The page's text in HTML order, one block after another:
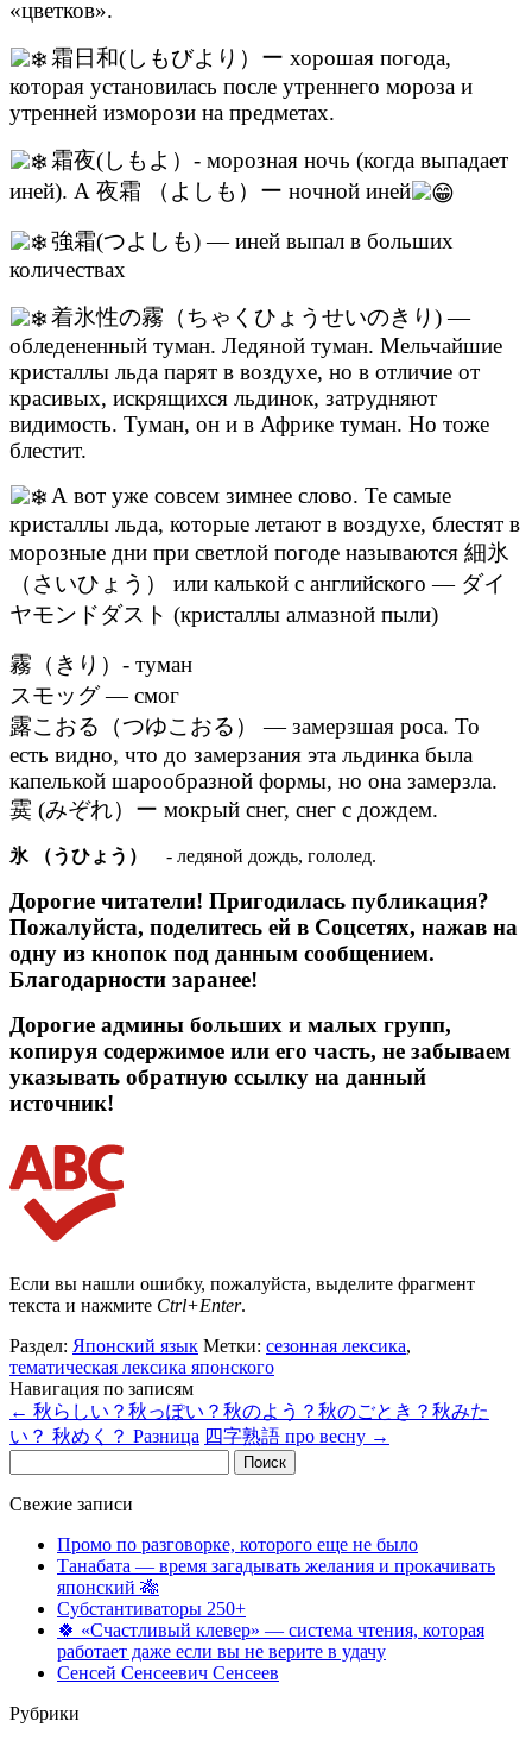
«цветков».
霜日和(しもびより）ー хорошая погода,
которая установилась после утреннего мороза и
утренней изморози на предметах.
霜夜(しもよ）- морозная ночь (когда выпадает
иней). А 夜霜 （よしも）ー ночной иней
強霜(つよしも) — иней выпал в больших
количествах
着氷性の霧（ちゃくひょうせいのきり) —
обледененный туман. Ледяной туман. Мельчайшие
кристаллы льда парят в воздухе, но в отличие от
красивых, искрящихся льдинок, затрудняют
видимость. Туман, он и в Африке туман. Но тоже
блестит.
А вот уже совсем зимнее слово. Те самые
кристаллы льда, которые летают в воздухе, блестят в
морозные дни при светлой погоде называются 細氷
（さいひょう） или калькой с английского — ダイ
ヤモンドダスト (кристаллы алмазной пыли)
霧（きり）- туман
スモッグ — смог
露こおる（つゆこおる） — замерзшая роса. То
есть видно, что до замерзания эта льдинка была
капелькой шарообразной формы, но она замерзла.
霙 (みぞれ）ー мокрый снег, снег с дождем.
氷 （うひょう） - ледяной дождь, гололед.
Дорогие читатели! Пригодилась публикация?
Пожалуйста, поделитесь ей в Соцсетях, нажав на
одну из кнопок под данным сообщением.
Благодарности заранее!
Дорогие админы больших и малых групп,
копируя содержимое или его часть, не забываем
указывать обратную ссылку на данный
источник!
Если вы нашли ошибку, пожалуйста, выделите фрагмент
текста и нажмите Ctrl+Enter.
Раздел: Японский язык Метки: сезонная лексика,
тематическая лексика японского
Навигация по записям
← 秋らしい？秋っぽい？秋のよう？秋のごとき？秋みた
い？ 秋めく？ Разница 四字熟語 про весну →
Свежие записи
Промо по разговорке, которого еще не было
Танабата — время загадывать желания и прокачивать
японский 🎋
Субстантиваторы 250+
🍀 «Счастливый клевер» — система чтения, которая
работает даже если вы не верите в удачу
Сенсей Сенсеевич Сенсеев
Рубрики